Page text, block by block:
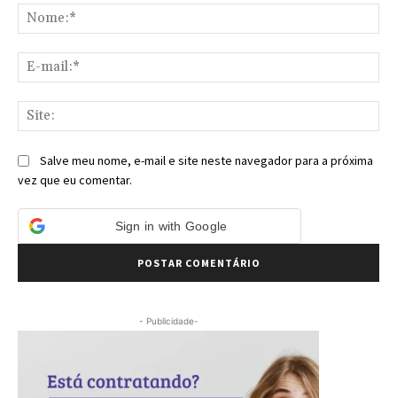
Salve meu nome, e-mail e site neste navegador para a próxima
vez que eu comentar.
Sign in with Google
- Publicidade-